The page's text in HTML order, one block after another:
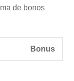
de bonos
Bonus